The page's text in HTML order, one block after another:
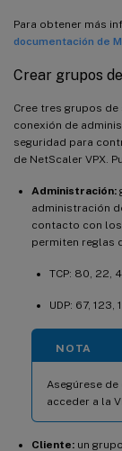
Para obtener más
documentación de
Crear grupos
Cree tres grupos de
conexión de
seguridad para
de NetScaler VPX.
Administración:
administración
contacto con los
permiten reglas
TCP: 80, 22,
UDP: 67,
NOTA
Asegúrese
acceder a la
Cliente: un